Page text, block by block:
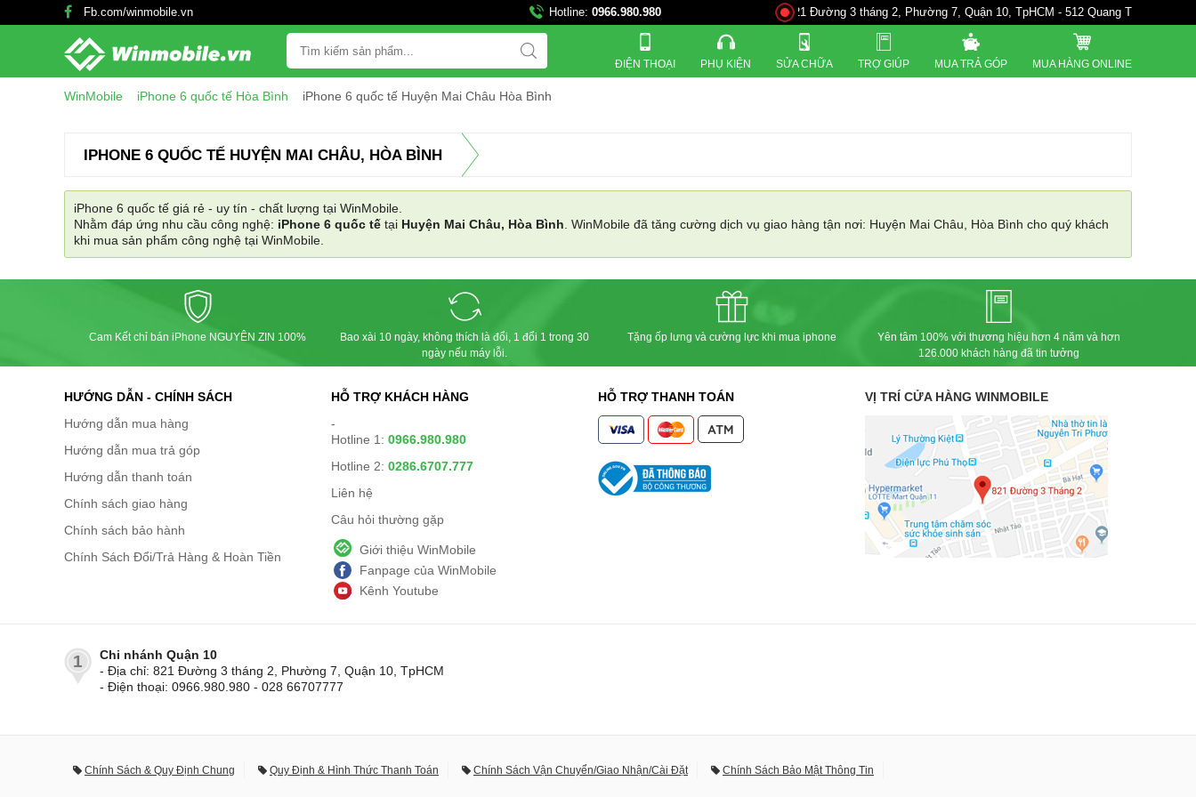
Fb.com/winmobile.vn Hotline: 0966.980.980 821 Đường 3 tháng 2, Phường 7, Quận 10, TpHCM - 512 Quang Trung. P10.
ĐIỆN THOẠI PHỤ KIỆN SỬA CHỮA TRỢ GIÚP MUA TRẢ GÓP MUA HÀNG ONLINE
WinMobile iPhone 6 quốc tế Hòa Bình iPhone 6 quốc tế Huyện Mai Châu Hòa Bình
IPHONE 6 QUỐC TẾ HUYỆN MAI CHÂU, HÒA BÌNH
iPhone 6 quốc tế giá rẻ - uy tín - chất lượng tại WinMobile.
Nhằm đáp ứng nhu cầu công nghệ: iPhone 6 quốc tế tại Huyện Mai Châu, Hòa Bình . WinMobile đã tăng cường dịch vụ giao hàng tận nơi: Huyện Mai Châu, Hòa Bình cho quý khách
khi mua sản phẩm công nghệ tại WinMobile.
Cam Kết chỉ bán iPhone NGUYÊN ZIN 100%
Bao xài 10 ngày, không thích là đổi, 1 đổi 1 trong 30
ngày nếu máy lỗi.
Tặng ốp lưng và cường lực khi mua iphone
Yên tâm 100% với thương hiệu hơn 4 năm và hơn
126.000 khách hàng đã tin tưởng
HƯỚNG DẪN - CHÍNH SÁCH
Hướng dẫn mua hàng
Hướng dẫn mua trả góp
Hướng dẫn thanh toán
Chính sách giao hàng
Chính sách bảo hành
Chính Sách Đổi/Trả Hàng & Hoàn Tiền
HỖ TRỢ KHÁCH HÀNG
-
Hotline 1: 0966.980.980
Hotline 2: 0286.6707.777
Liên hệ
Câu hỏi thường gặp
Giới thiệu WinMobile
Fanpage của WinMobile
Kênh Youtube
HỖ TRỢ THANH TOÁN VỊ TRÍ CỬA HÀNG WINMOBILE
1
Chi nhánh Quận 10
- Địa chỉ: 821 Đường 3 tháng 2, Phường 7, Quận 10, TpHCM
- Điện thoại: 0966.980.980 - 028 66707777
Chính Sách & Quy Định Chung Quy Định & Hình Thức Thanh Toán Chính Sách Vận Chuyển/Giao Nhận/Cài Đặt Chính Sách Bảo Mật Thông Tin